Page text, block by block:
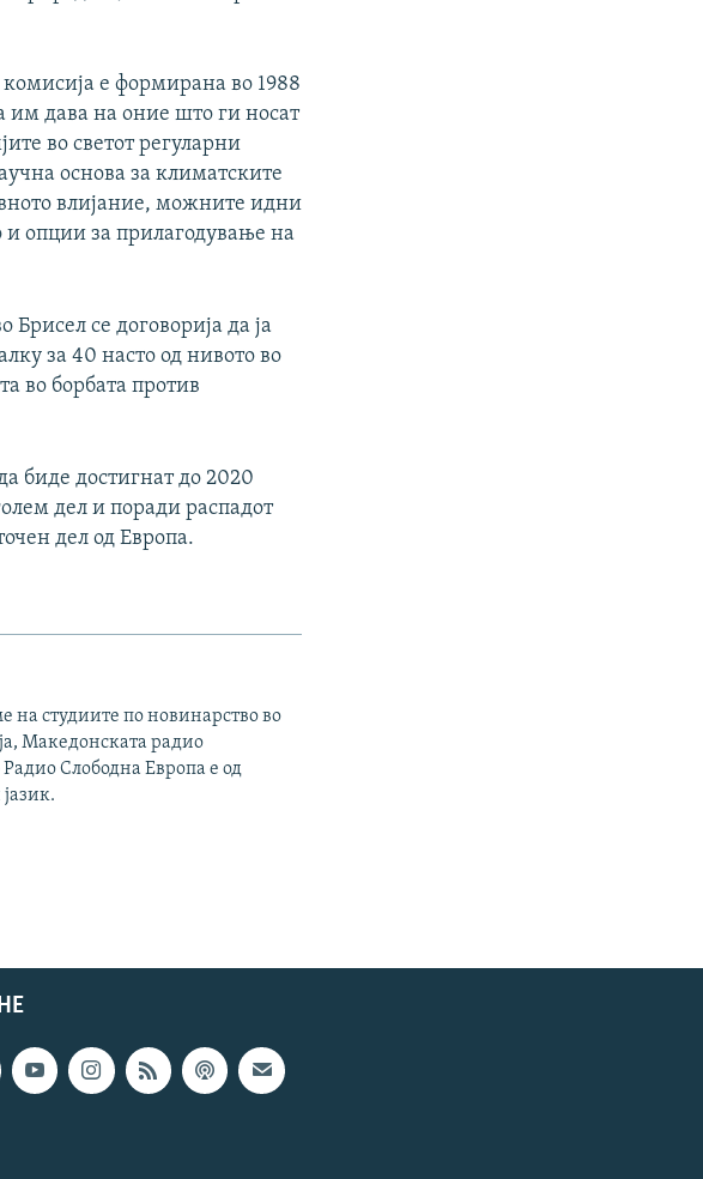
е формирана во 1988
им дава на оние што ги носат
во светот регуларни
основа за климатските
влијание, можните идни
и опции за прилагодување на
се договорија да ја
за 40 насто од нивото во
во борбата против
биде достигнат до 2020
дел и поради распадот
дел од Европа.
на студиите по новинарство во
Македонската радио
Радио Слободна Европа е од